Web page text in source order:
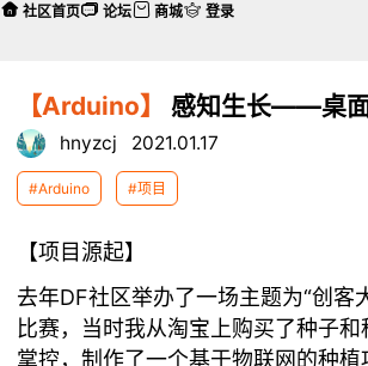
【Arduino】 感知生长——桌
hnyzcj 2021.01.17
#Arduino #项目
【项目源起】
去年DF社区举办了一场主题为“创客
比赛，当时我从淘宝上购买了种子和
掌控，制作了一个基于物联网的种
社区首页 论坛 商城 登录